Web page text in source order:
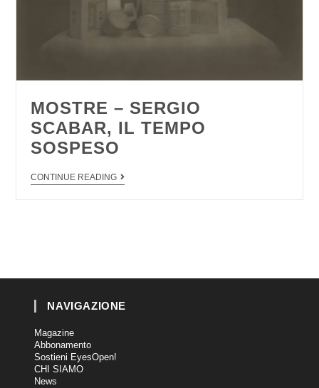
MOSTRE – SERGIO
SCABAR, IL TEMPO
SOSPESO
CONTINUE READING
NAVIGAZIONE
Magazine
Abbonamento
Sostieni EyesOpen!
CHI SIAMO
News